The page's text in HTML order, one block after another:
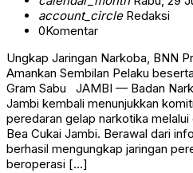
account_circleRedaksi
0Komentar
Ungkap Jaringan Narkoba, BNN
Amankan Sembilan Pelaku
Gram Sabu JAMBI — Badan
Jambi kembali menunjukkan
peredaran gelap narkotika
Bea Cukai Jambi. Berawal dari
berhasil mengungkap jaringan
beroperasi […]